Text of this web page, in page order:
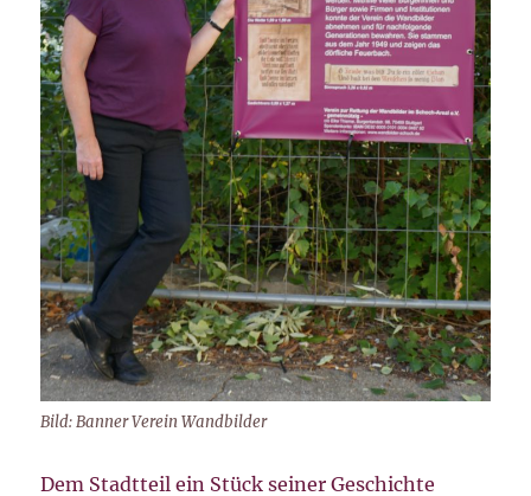
Bild: Banner Verein Wandbilder
Dem Stadtteil ein Stück seiner Geschichte